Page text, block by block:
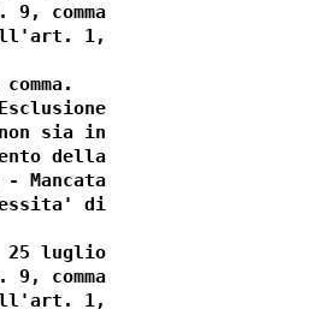
9, comma
1,
sia in
della
- Mancata
di
25 luglio
9, comma
1,